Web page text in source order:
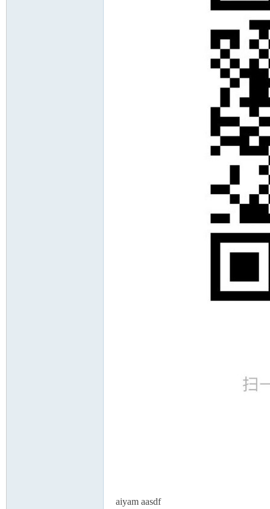
aiyam aasdf